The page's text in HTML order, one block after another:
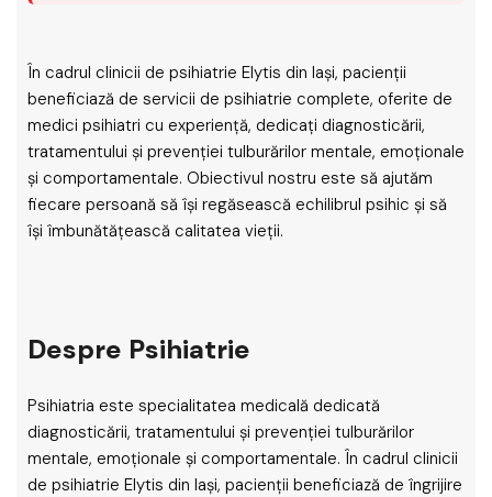
În cadrul clinicii de psihiatrie Elytis din Iași, pacienții
beneficiază de servicii de psihiatrie complete, oferite de
medici psihiatri cu experiență, dedicați diagnosticării,
tratamentului și prevenției tulburărilor mentale, emoționale
și comportamentale. Obiectivul nostru este să ajutăm
fiecare persoană să își regăsească echilibrul psihic și să
își îmbunătățească calitatea vieții.
Despre Psihiatrie
Psihiatria este specialitatea medicală dedicată
diagnosticării, tratamentului și prevenției tulburărilor
mentale, emoționale și comportamentale. În cadrul clinicii
de psihiatrie Elytis din Iași, pacienții beneficiază de îngrijire